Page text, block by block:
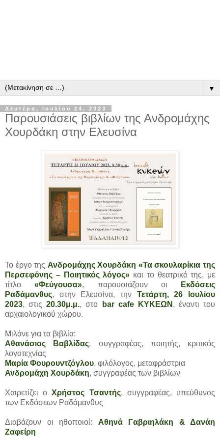
▼
Δευτέρα, Ιουλίου 24, 2023
Παρουσιάσεις βιβλίων της Ανδρομάχης
Χουρδάκη στην Ελευσίνα
Το έργο της Ανδρομάχης Χουρδάκη «Τα σκουλαρίκια της
Περσεφόνης – Ποιητικός λόγος» και το θεατρικό της, με
τίτλο«Φεύγουσα», παρουσιάζουν οι
Εκδόσεις
Ραδάμανθυς, στην Ελευσίνα, την Τετάρτη, 26 Ιουλίου
2023, στις20.30μ.μ., στο bar cafe ΚΥΚΕΩΝ , έναντι του
αρχαιολογικού χώρου.
Μιλάνε για τα βιβλία:
Αθανάσιος Βαβλίδας, συγγραφέας, ποιητής, κριτικός
λογοτεχνίας
Μαρία Φουρουντζόγλου, φιλόλογος, μεταφράστρια
Ανδρομάχη Χουρδάκη, συγγραφέας των βιβλίων
Χαιρετίζει οΧρήστος Τσαντής, συγγραφέας, υπεύθυνος
των Εκδόσεων Ραδάμανθυς
Διαβάζουν οι ηθοποιοί: Αθηνά Γαβριηλάκη & Δανάη
Ζαφείρη